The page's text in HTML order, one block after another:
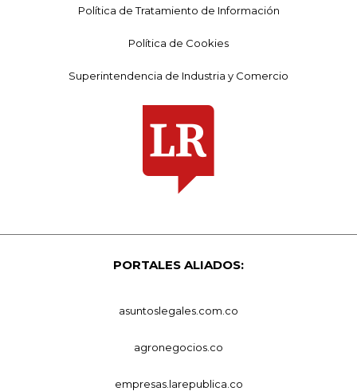
Política de Tratamiento de Información
Política de Cookies
Superintendencia de Industria y Comercio
PORTALES ALIADOS:
asuntoslegales.com.co
agronegocios.co
empresas.larepublica.co